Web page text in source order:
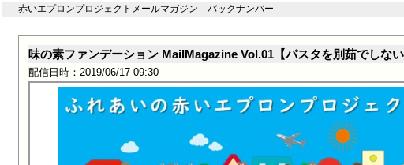
赤いエプロンプロジェクトメールマガジン バックナンバー
味の素ファンデーション MailMagazine Vol.01【パスタを別茹でしな
配信日時：2019/06/17 09:30